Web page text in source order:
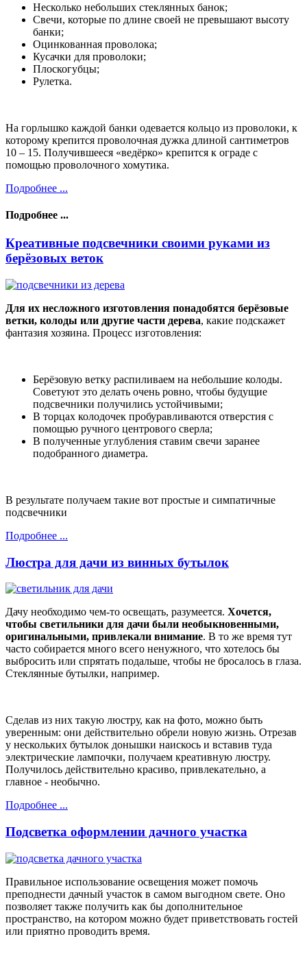
Несколько небольших стеклянных банок;
Свечи, которые по длине своей не превышают высоту
банки;
Оцинкованная проволока;
Кусачки для проволоки;
Плоскогубцы;
Рулетка.
На горлышко каждой банки одевается кольцо из проволоки, к
которому крепится проволочная дужка длиной сантиметров
10 – 15. Получившееся «ведёрко» крепится к ограде с
помощью проволочного хомутика.
Подробнее ...
Подробнее ...
Креативные подсвечники своими руками из
берёзовых веток
Для их несложного изготовления понадобятся берёзовые
ветки, колоды или другие части дерева, какие подскажет
фантазия хозяина. Процесс изготовления:
Берёзовую ветку распиливаем на небольшие колоды.
Советуют это делать очень ровно, чтобы будущие
подсвечники получились устойчивыми;
В торцах колодочек пробуравливаются отверстия с
помощью ручного центрового сверла;
В полученные углубления ставим свечи заранее
подобранного диаметра.
В результате получаем такие вот простые и симпатичные
подсвечники
Подробнее ...
Люстра для дачи из винных бутылок
Дачу необходимо чем-то освещать, разумеется. Хочется,
чтобы светильники для дачи были необыкновенными,
оригинальными, привлекали внимание. В то же время тут
часто собирается много всего ненужного, что хотелось бы
выбросить или спрятать подальше, чтобы не бросалось в глаза.
Стеклянные бутылки, например.
Сделав из них такую люстру, как на фото, можно быть
уверенным: они действительно обрели новую жизнь. Отрезав
у нескольких бутылок донышки наискось и вставив туда
электрические лампочки, получаем креативную люстру.
Получилось действительно красиво, привлекательно, а
главное - необычно.
Подробнее ...
Подсветка оформлении дачного участка
Правильное использование освещения может помочь
преподнести дачный участок в самом выгодном свете. Оно
позволяет также получить как бы дополнительное
пространство, на котором можно будет приветствовать гостей
или приятно проводить время.